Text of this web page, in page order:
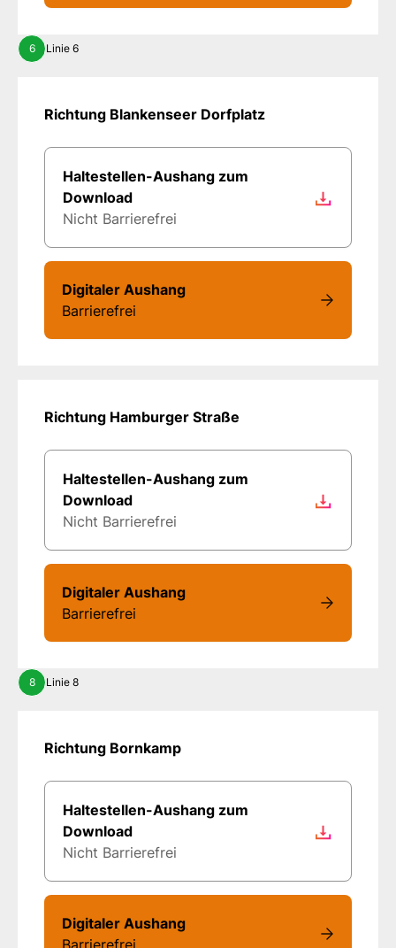
6 Linie 6
Richtung Blankenseer Dorfplatz
Haltestellen-Aushang zum
Download
Nicht Barrierefrei
Digitaler Aushang
Barrierefrei
Richtung Hamburger Straße
Haltestellen-Aushang zum
Download
Nicht Barrierefrei
Digitaler Aushang
Barrierefrei
8 Linie 8
Richtung Bornkamp
Haltestellen-Aushang zum
Download
Nicht Barrierefrei
Digitaler Aushang
Barrierefrei